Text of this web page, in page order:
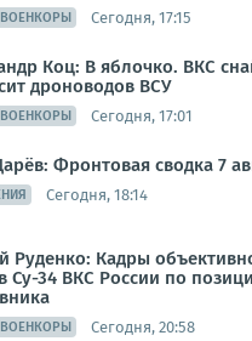
ВОЕНКОРЫ Сегодня, 17:15
Коц: В яблочко. ВКС
дроноводов ВСУ
ВОЕНКОРЫ Сегодня, 17:01
Фронтовая сводка 7
Сегодня, 18:14
Руденко: Кадры
Су-34 ВКС России по
ВОЕНКОРЫ Сегодня, 20:58